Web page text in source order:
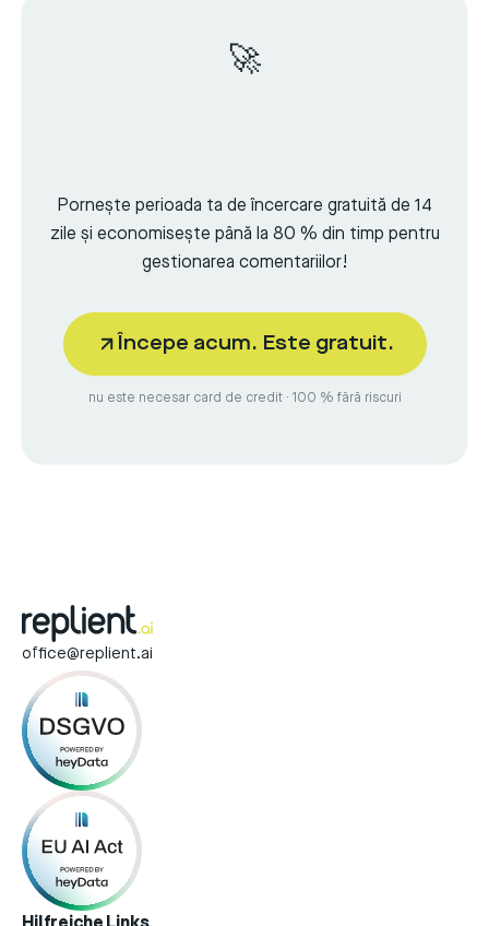
🚀
Pornește perioada ta de încercare gratuită de 14
zile și economisește până la 80 % din timp pentru
gestionarea comentariilor!
Începe acum. Este gratuit.
nu este necesar card de credit · 100 % fără riscuri
office@replient.ai